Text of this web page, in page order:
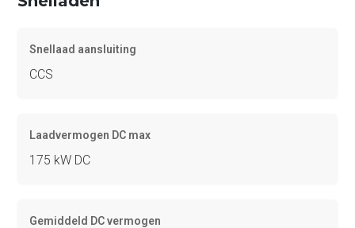
Snellaad aansluiting
CCS
Laadvermogen DC max
175 kW DC
Gemiddeld DC vermogen